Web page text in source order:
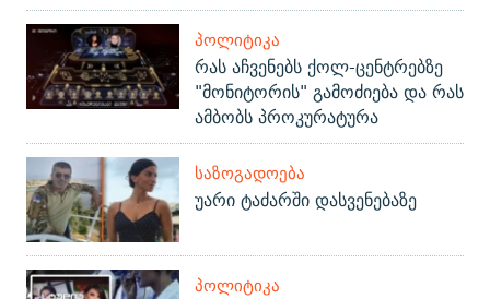
ᲞᲝᲚᲘᲢᲘᲙᲐ
რას აჩვენებს ქოლ-ცენტრებზე
"მონიტორის" გამოძიება და რას
ამბობს პროკურატურა
ᲡᲐᲖᲝᲒᲐᲓᲝᲔᲑᲐ
უარი ტაძარში დასვენებაზე
ᲞᲝᲚᲘᲢᲘᲙᲐ